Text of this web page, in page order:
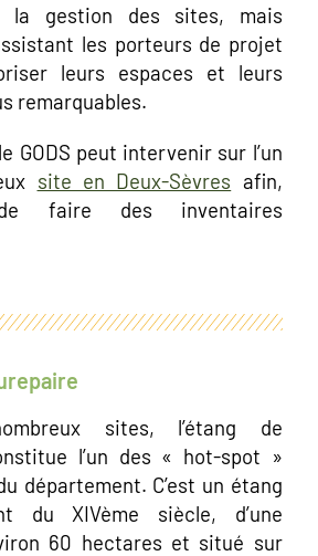
la gestion des sites, mais
les porteurs de projet
leurs espaces et leurs
remarquables.
GODS peut intervenir sur l’un
site en Deux-Sèvres afin,
faire des inventaires
sites, l’étang de
l’un des « hot-spot »
département. C’est un étang
du XIVème siècle, d’une
60 hectares et situé sur